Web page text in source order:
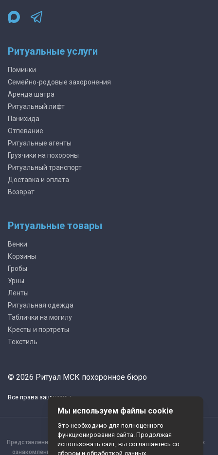
Ритуальные услуги
Поминки
Семейно-родовые захоронения
Аренда шатра
Ритуальный лифт
Панихида
Отпевание
Ритуальные агенты
Грузчики на похороны
Ритуальный транспорт
Доставка и оплата
Возврат
Ритуальные товары
Венки
Корзины
Гробы
Урны
Ленты
Ритуальная одежда
Таблички на могилу
Кресты и портреты
Текстиль
© 2026 Ритуал МСК похоронное бюро
Все права защищены
Представленная информация опубликована исключительно в целях
ознакомления, а потому не может считаться публичной офертой,
Мы используем файлы cookie
Это необходимо для полноценного
функционирования сайта. Продолжая
использовать сайт, вы соглашаетесь со
сбором и обработкой данных.